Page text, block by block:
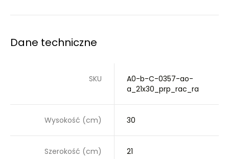
Dane techniczne
SKU
A0-b-C-0357-ao-
a_21x30_prp_rac_ra
Wysokość (cm) 30
Szerokość (cm) 21